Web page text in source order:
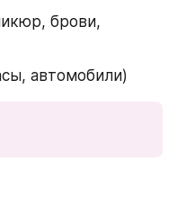
брови,
автомобили)